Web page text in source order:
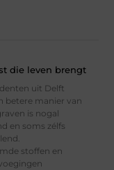
die leven brengt
uit Delft
betere manier van
is nogal
en soms zélfs
stoffen en